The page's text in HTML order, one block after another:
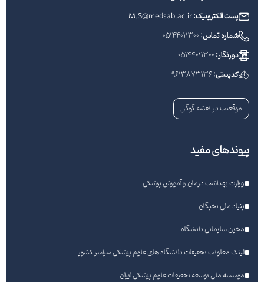
پست الکترونیک:M.S@medsab.ac.ir
شماره تماس:05144011300
دورنگار:05144011300
کدپستی:9613873136
موقعیت در نقشه گوگل
پیوندهای مفید
وزارت بهداشت درمان و آموزش پزشکی
بنیاد ملی نخبگان
مخزن سازمانی دانشگاه
لینک معاونت تحقیقات دانشگاه های علوم پزشکی سراسر کشور
موسسه ملی توسعه تحقیقات علوم پزشکی ایران